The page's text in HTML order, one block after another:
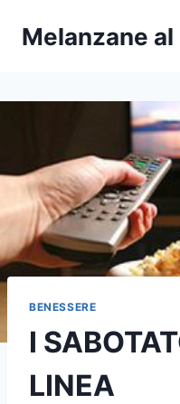
Melanzane
BENESSERE
I
LINEA